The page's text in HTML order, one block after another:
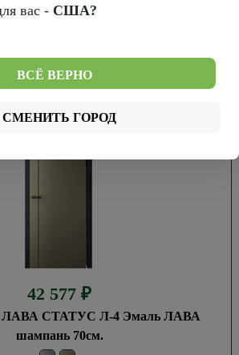
В корзину
42 577 ₽
ЛАВА СТАТУС Л-4 Эмаль ЛАВА
шампань 70см.
вас - США?
ВСЁ ВЕРНО
СМЕНИТЬ ГОРОД